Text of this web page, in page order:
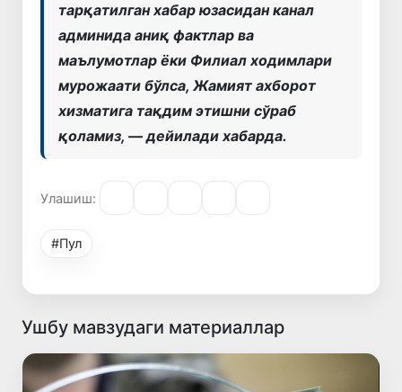
тарқатилган хабар юзасидан канал
админида аниқ фактлар ва
маълумотлар ёки Филиал ходимлари
мурожаати бўлса, Жамият ахборот
хизматига тақдим этишни сўраб
қоламиз, — дейилади хабарда.
Улашиш:
#Пул
Ушбу мавзудаги материаллар